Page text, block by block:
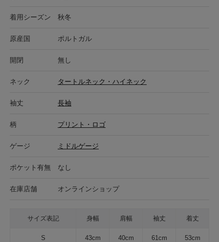
着用シーズン 秋冬
原産国 ポルトガル
開閉 無し
ネック タートルネック・ハイネック
袖丈 長袖
柄 プリント・ロゴ
ゲージ ミドルゲージ
ポケット有無 なし
在庫店舗 オンラインショップ
サイズ表記 身幅 肩幅 袖丈 着丈
S 43cm 40cm 61cm 53cm